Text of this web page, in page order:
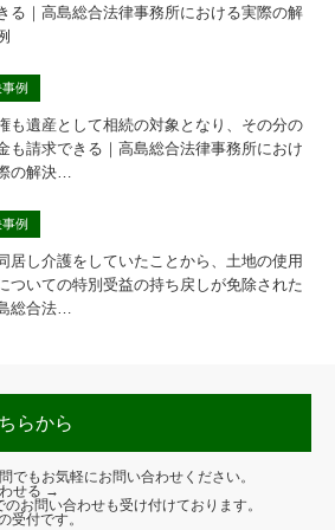
る｜高島総合法律事務所における実際の解
例
も遺産として相続の対象となり、その分の
も請求できる｜高島総合法律事務所におけ
の解決…
例
居し介護をしていたことから、土地の使用
ついての特別受益の持ち戻しが免除された
総合法…
らから
でもお気軽にお問い合わせください。
せる →
のお問い合わせも受け付けております。
受付です。